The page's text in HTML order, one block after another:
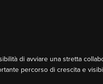
di avviare una stretta
percorso di crescita e